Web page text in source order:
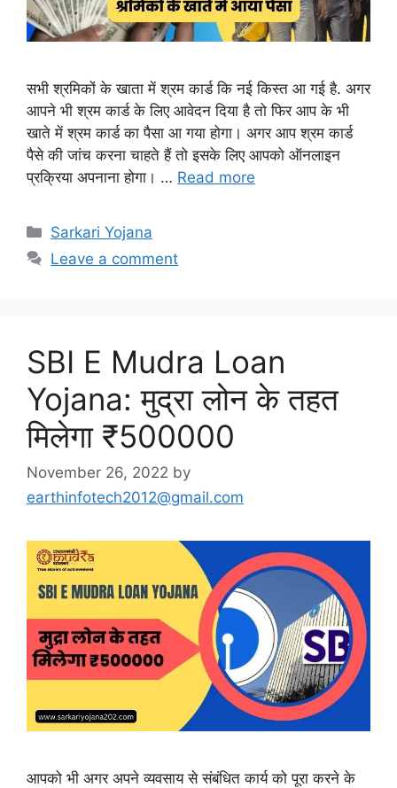
सभी श्रमिकों के खाता में श्रम कार्ड कि नई किस्त आ गई है. अगर
आपने भी श्रम कार्ड के लिए आवेदन दिया है तो फिर आप के भी
खाते में श्रम कार्ड का पैसा आ गया होगा। अगर आप श्रम कार्ड
पैसे की जांच करना चाहते हैं तो इसके लिए आपको ऑनलाइन
प्रक्रिया अपनाना होगा। … Read more
Categories
Sarkari Yojana
Leave a comment
SBI E Mudra Loan
Yojana: मुद्रा लोन के तहत
मिलेगा ₹500000
November 26, 2022 by
earthinfotech2012@gmail.com
आपको भी अगर अपने व्यवसाय से संबंधित कार्य को पूरा करने के